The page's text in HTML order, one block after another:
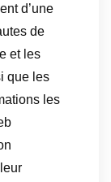
d’une
de
et les
que les
les